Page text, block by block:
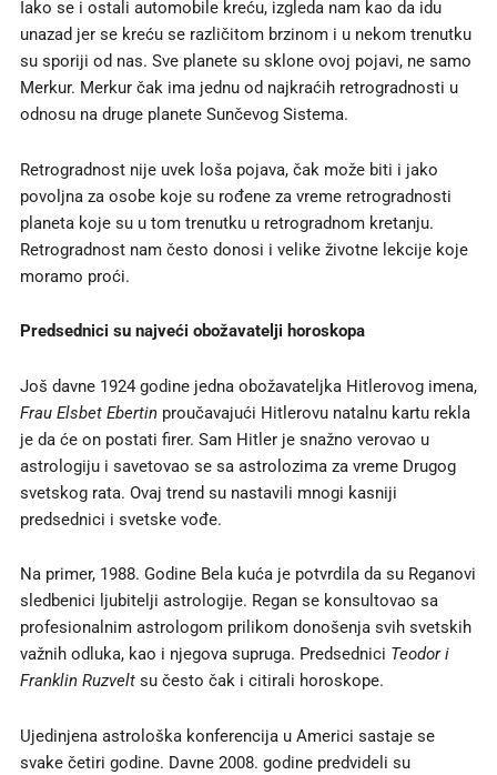
Iako se i ostali automobile kreću, izgleda nam kao da idu
unazad jer se kreću se različitom brzinom i u nekom trenutku
su sporiji od nas. Sve planete su sklone ovoj pojavi, ne samo
Merkur. Merkur čak ima jednu od najkraćih retrogradnosti u
odnosu na druge planete Sunčevog Sistema.
Retrogradnost nije uvek loša pojava, čak može biti i jako
povoljna za osobe koje su rođene za vreme retrogradnosti
planeta koje su u tom trenutku u retrogradnom kretanju.
Retrogradnost nam često donosi i velike životne lekcije koje
moramo proći.
Predsednici su najveći obožavatelji horoskopa
Još davne 1924 godine jedna obožavateljka Hitlerovog imena,
Frau Elsbet Ebertinproučavajući Hitlerovu natalnu kartu rekla
je da će on postati firer. Sam Hitler je snažno verovao u
astrologiju i savetovao se sa astrolozima za vreme Drugog
svetskog rata. Ovaj trend su nastavili mnogi kasniji
predsednici i svetske vođe.
Na primer, 1988. Godine Bela kuća je potvrdila da su Reganovi
sledbenici ljubitelji astrologije. Regan se konsultovao sa
profesionalnim astrologom prilikom donošenja svih svetskih
važnih odluka, kao i njegova supruga. Predsednici Teodor i
Franklin Ruzveltsu često čak i citirali horoskope.
Ujedinjena astrološka konferencija u Americi sastaje se
svake četiri godine. Davne 2008. godine predvideli su